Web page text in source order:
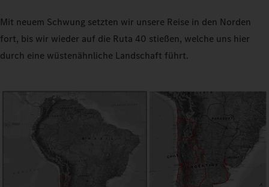
Mit neuem Schwung setzten wir unsere Reise in den Norden
fort, bis wir wieder auf die Ruta 40 stießen, welche uns hier
durch eine wüstenähnliche Landschaft führt.